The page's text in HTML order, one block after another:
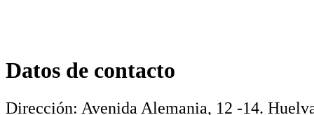
Datos de contacto
Dirección: Avenida Alemania, 12 -14.